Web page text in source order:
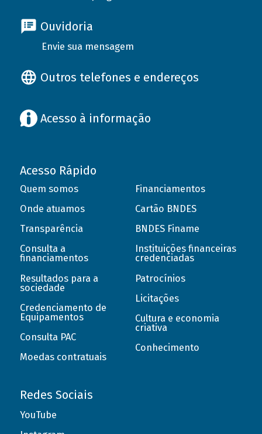
Ouvidoria
Envie sua mensagem
Outros telefones e endereços
Acesso à informação
Acesso Rápido
Quem somos
Onde atuamos
Transparência
Consulta a
financiamentos
Resultados para a
sociedade
Credenciamento de
Equipamentos
Consulta PAC
Moedas contratuais
Financiamentos
Cartão BNDES
BNDES Finame
Instituições financeiras
credenciadas
Patrocínios
Licitações
Cultura e economia
criativa
Conhecimento
Redes Sociais
YouTube